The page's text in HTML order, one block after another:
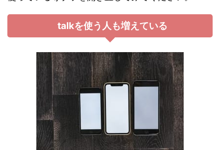
talkを使う人も増えている